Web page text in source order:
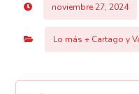
noviembre 27, 2024
Lo más + Cartago y